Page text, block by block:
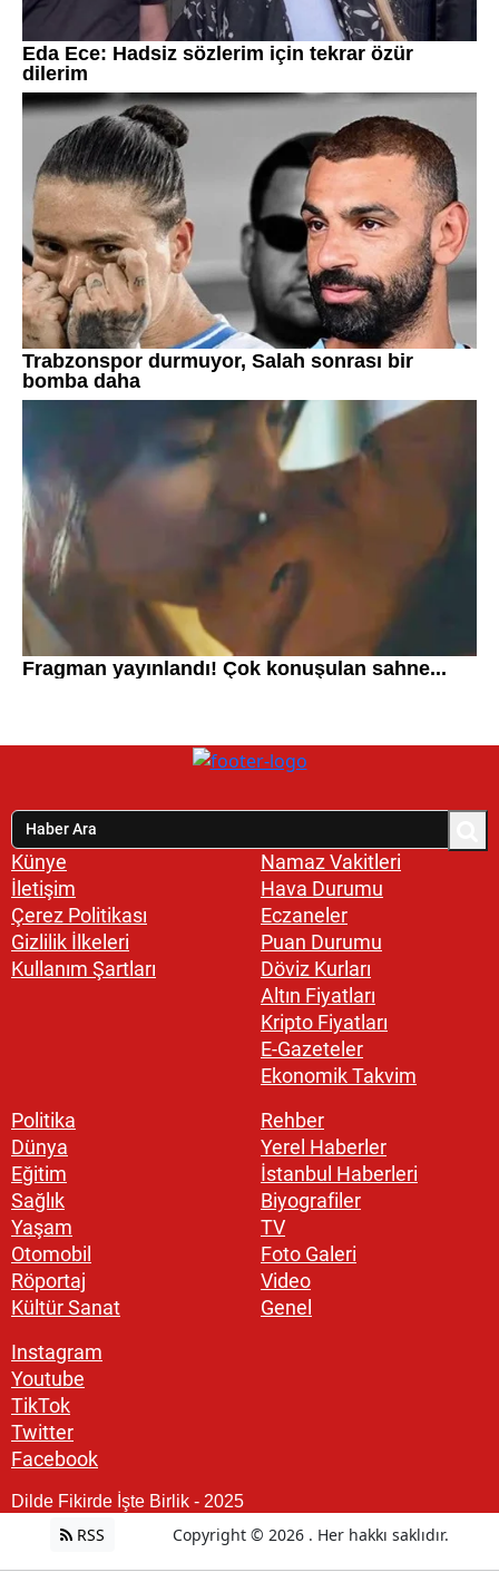
Künye
İletişim
Çerez Politikası
Gizlilik İlkeleri
Kullanım Şartları
Namaz Vakitleri
Hava Durumu
Eczaneler
Puan Durumu
Döviz Kurları
Altın Fiyatları
Kripto Fiyatları
E-Gazeteler
Ekonomik Takvim
Politika
Dünya
Eğitim
Sağlık
Yaşam
Otomobil
Röportaj
Kültür Sanat
Rehber
Yerel Haberler
İstanbul Haberleri
Biyografiler
TV
Foto Galeri
Video
Genel
Instagram
Youtube
TikTok
Twitter
Facebook
Dilde Fikirde İşte Birlik - 2025
RSS Copyright © 2026 . Her hakkı saklıdır.